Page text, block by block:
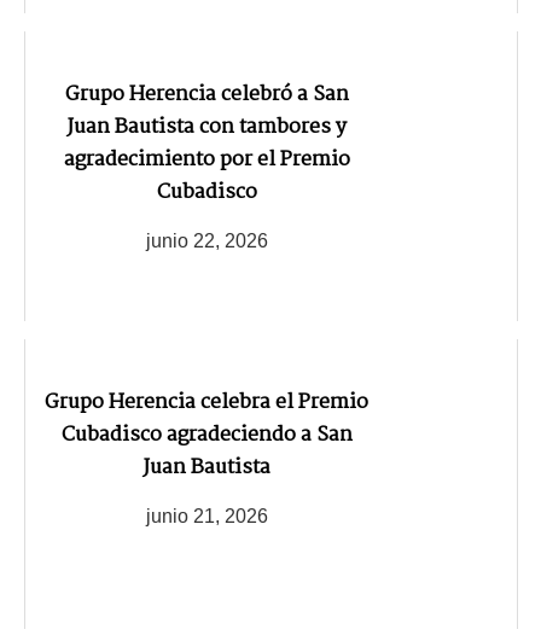
Grupo Herencia celebró a San
Juan Bautista con tambores y
agradecimiento por el Premio
Cubadisco
junio 22, 2026
Grupo Herencia celebra el Premio
Cubadisco agradeciendo a San
Juan Bautista
junio 21, 2026